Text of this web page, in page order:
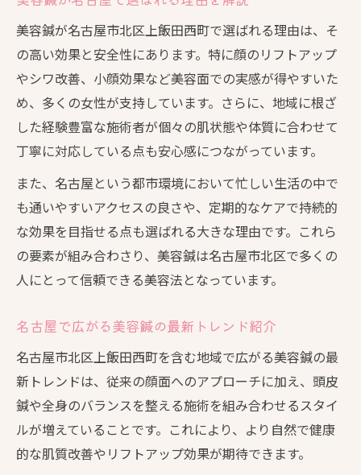
美容鍼が名古屋市北区上飯田西町で選ばれる理由は、そ
の高い効果と安全性にあります。特に顔のリフトアップ
やシワ改善、小顔効果など美容面での実感が得やすいた
め、多くの女性が支持しています。さらに、地域に根ざ
した経験豊富な施術者が個々の肌状態や体質に合わせて
丁寧に対応している点も安心感につながっています。
また、名古屋という都市環境において忙しい生活の中で
も通いやすいアクセスの良さや、定期的なケアで持続的
な効果を目指せる点も選ばれる大きな理由です。これら
の要素が組み合わさり、美容鍼は名古屋市北区で多くの
人にとって信頼できる美容法となっています。
名古屋で広がる美容鍼の最新トレンド紹介
名古屋市北区上飯田西町を含む地域で広がる美容鍼の最
新トレンドは、従来の顔面へのアプローチに加え、頭皮
鍼や全身のバランスを整える施術を組み合わせるスタイ
ルが増えていることです。これにより、より自然で健康
的な肌質改善やリフトアップ効果が期待できます。